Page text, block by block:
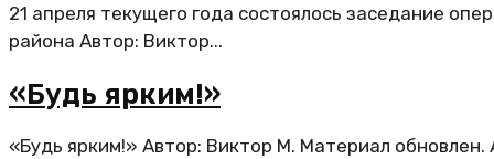
21 апреля текущего года состоялось заседание
района Автор: Виктор...
«Будь ярким!»
«Будь ярким!» Автор: Виктор М. Материал